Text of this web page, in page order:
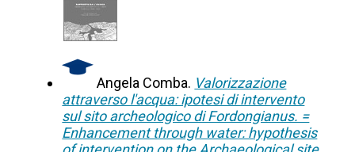
Angela Comba. Valorizzazione
attraverso l'acqua: ipotesi di intervento
sul sito archeologico di Fordongianus. =
Enhancement through water: hypothesis